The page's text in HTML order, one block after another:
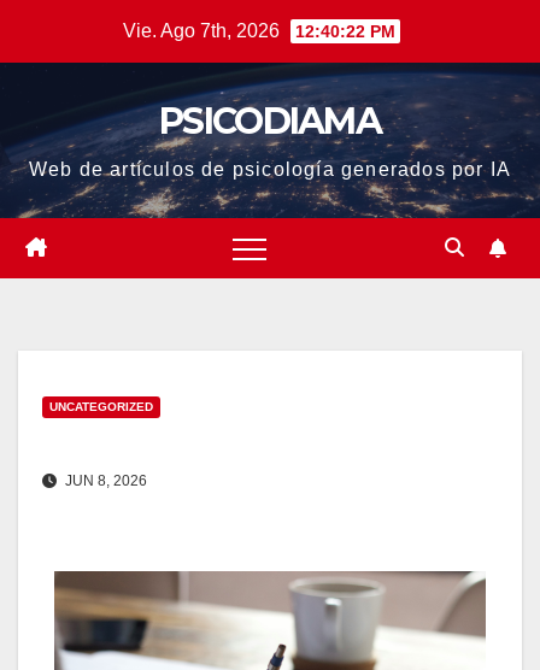
Vie. Ago 7th, 2026 12:40:22 PM
PSICODIAMA
Web de artículos de psicología generados por IA
UNCATEGORIZED
JUN 8, 2026